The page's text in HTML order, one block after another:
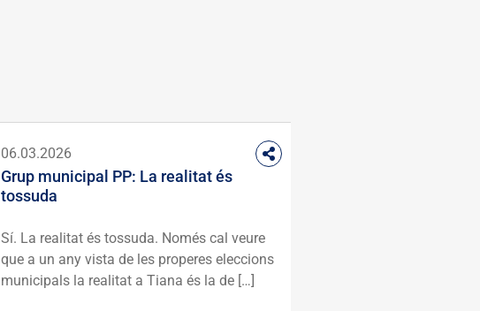
06.03.2026
Grup municipal PP: La realitat és
tossuda
Sí. La realitat és tossuda. Només cal veure
que a un any vista de les properes eleccions
municipals la realitat a Tiana és la de […]